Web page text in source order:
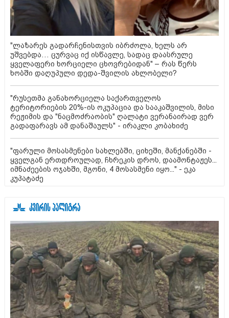
"ლაზარეს გადარჩენისთვის იბრძოლა, ხელს არ
უშვებდა… ცურვაც იქ ისწავლე, სადაც დაასრულე
ყველაფერი ხორციელი ცხოვრებიდან" – რას წერს
ხობში დაღუპული დედა-შვილის ახლობელი?
"რუსეთმა განახორციელა საქართველოს
ტერიტორიების 20%-ის ოკუპაცია და სააკაშვილის, მისი
რეჟიმის და "ნაცმოძრაობის" ღალატი ვერანაირად ვერ
გადაფარავს ამ დანაშაულს" - ირაკლი კობახიძე
"ფარული მოსასმენები სახლებში, ციხეში, მანქანებში -
ყველგან ერთდროულად, ჩხრეკის დროს, დაამონტაჟეს...
იმნაძეების ოჯახში, მგონი, 4 მოსასმენი იყო..." - ეკა
კუპატაძე